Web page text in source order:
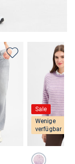
Sale
Wenige
verfügbar